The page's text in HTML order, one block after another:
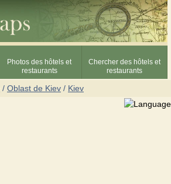
Photos des hôtels et
restaurants
Chercher des hôtels et
restaurants
/ Oblast de Kiev / Kiev